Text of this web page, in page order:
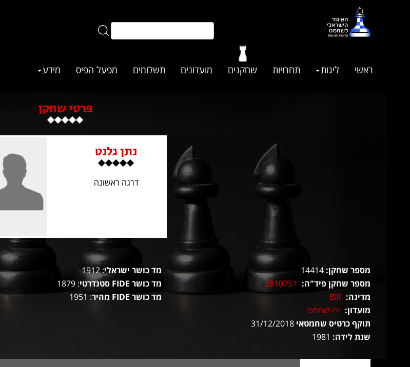
ראשי ליגות תחרויות שחקנים מועדונים תשלומים מפעל הפיס מידע
פרטי שחקן
נתן גלנט
דרגה ראשונה
מספר שחקן:
מספר שחקן פיד"ה: 2810751
מדינה: ISR
מועדון: ירו-שחמט
תוקף כרטיס שחמטאי
שנת לידה:
מד כושר ישראלי: 1912
מד כושר FIDE סטנדרטי
: 1879
מד כושר FIDE מהיר
: 1951